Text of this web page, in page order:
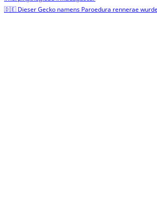
🇩🇪 Dieser Gecko namens Paroedura rennerae